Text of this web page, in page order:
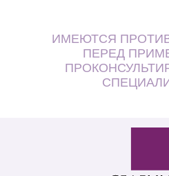
ИМЕЮТСЯ
ПЕРЕД